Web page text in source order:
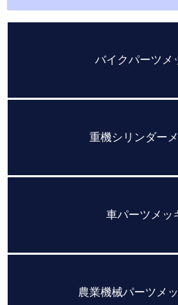
バイクパーツメ
重機シリンダー
車パーツメッ
農業機械パーツメ